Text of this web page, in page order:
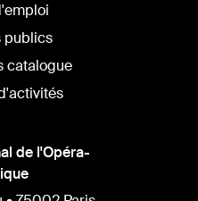
publics
catalogue
de l'Opéra-